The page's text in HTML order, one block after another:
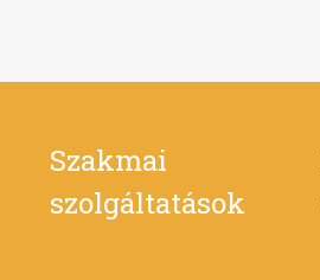
Szakmai
szolgáltatások